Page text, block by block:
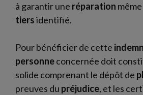
à garantir une réparation même
tiersidentifié.
Pour bénéficier de cette
personneconcernée doit
solide comprenant le dépôt de
preuves du préjudice, et les